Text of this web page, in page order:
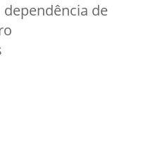
de